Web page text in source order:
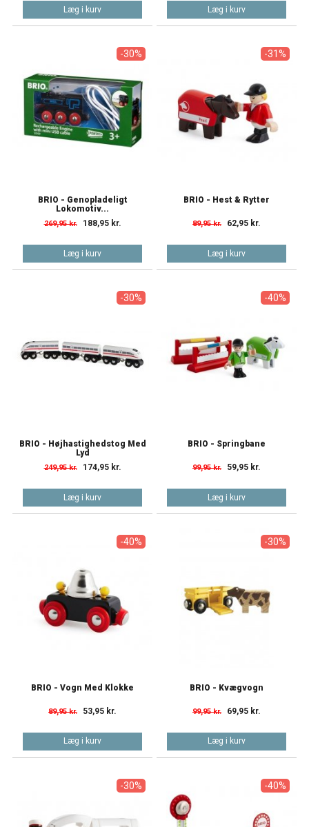
Læg i kurv Læg i kurv
-30%
BRIO - Genopladeligt
Lokomotiv...
269,95 kr. 188,95 kr.
Læg i kurv
-31%
BRIO - Hest & Rytter
89,95 kr. 62,95 kr.
Læg i kurv
-30%
BRIO - Højhastighedstog Med
Lyd
249,95 kr. 174,95 kr.
Læg i kurv
-40%
BRIO - Springbane
99,95 kr. 59,95 kr.
Læg i kurv
-40%
BRIO - Vogn Med Klokke
89,95 kr. 53,95 kr.
Læg i kurv
-30%
BRIO - Kvægvogn
99,95 kr. 69,95 kr.
Læg i kurv
-30% -40%